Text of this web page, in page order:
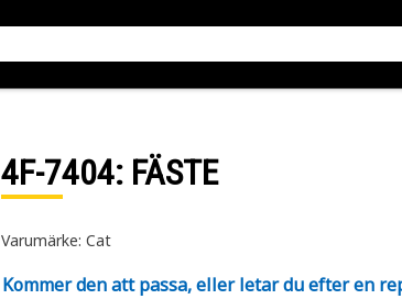
4F-7404: FÄSTE
Varumärke: Cat
Kommer den att passa, eller letar du efter en